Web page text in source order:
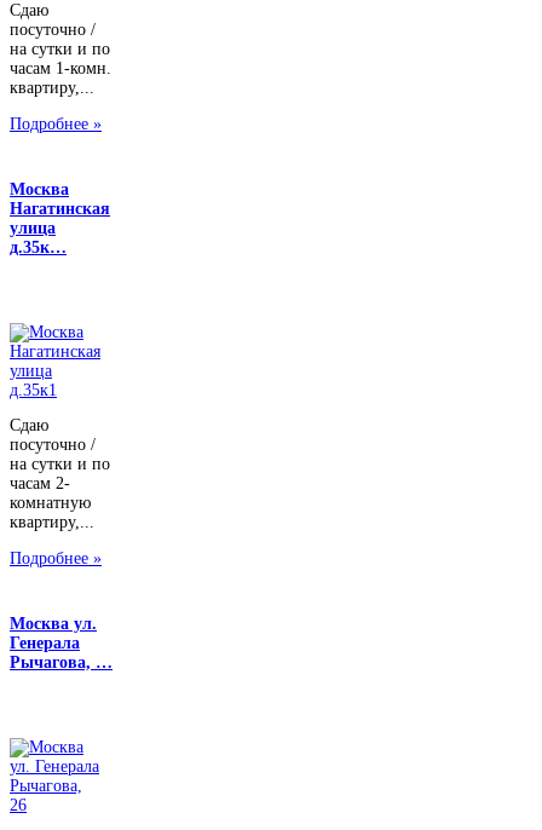
Сдаю
посуточно /
на сутки и по
часам 1-комн.
квартиру,...
Подробнее »
Москва
Нагатинская
улица
д.35к…
Сдаю
посуточно /
на сутки и по
часам 2-
комнатную
квартиру,...
Подробнее »
Москва ул.
Генерала
Рычагова, …